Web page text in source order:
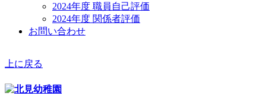
2024年度 職員自己評価
2024年度 関係者評価
お問い合わせ
上に戻る